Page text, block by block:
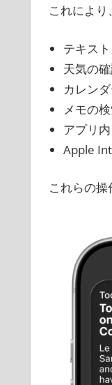
これにより
テキス
天気の
カレン
メモの
アプリ
Apple
これらの操